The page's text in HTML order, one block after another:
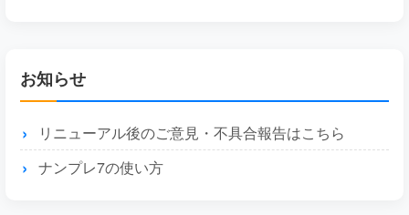
お知らせ
リニューアル後のご意見・不具合報告はこちら
ナンプレ7の使い方